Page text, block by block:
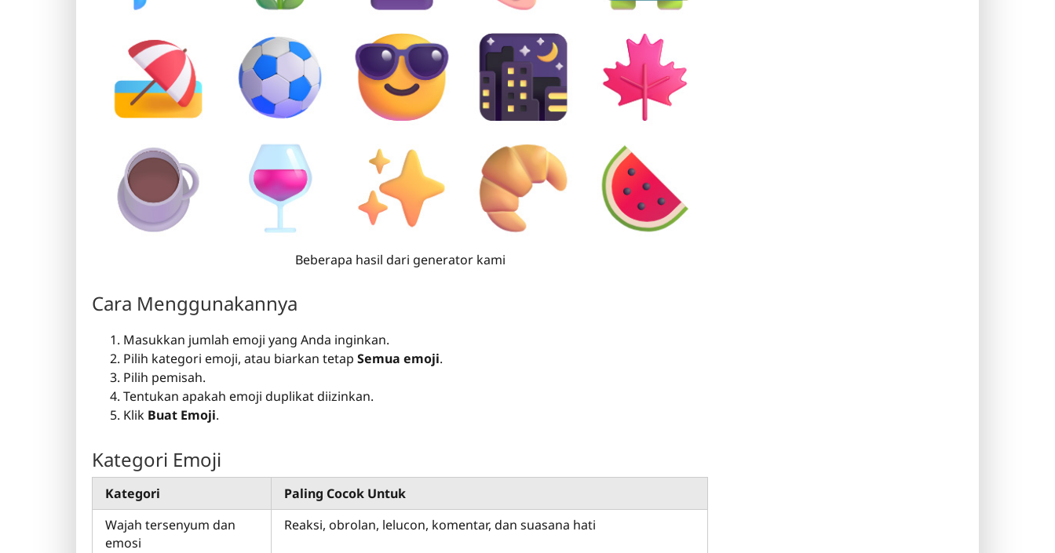
Beberapa hasil dari generator kami
Cara Menggunakannya
Masukkan jumlah emoji yang Anda inginkan.
Pilih kategori emoji, atau biarkan tetap Semua emoji.
Pilih pemisah.
Tentukan apakah emoji duplikat diizinkan.
Klik Buat Emoji.
Kategori Emoji
Kategori
Paling Cocok Untuk
Wajah tersenyum dan
emosi
Reaksi, obrolan, lelucon, komentar, dan suasana hati